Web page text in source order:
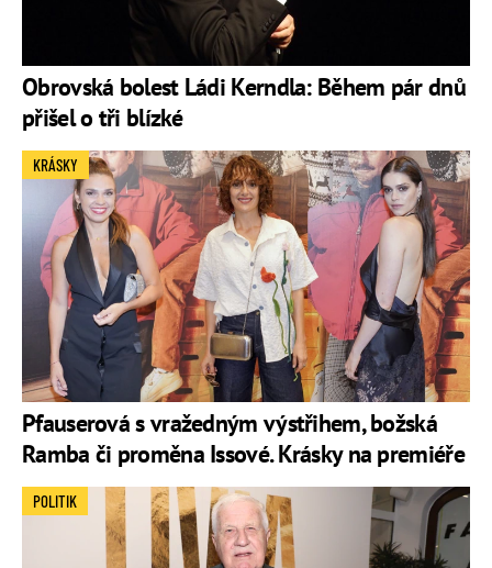
Obrovská bolest Ládi Kerndla: Během pár dnů
přišel o tři blízké
Pfauserová s vražedným výstřihem, božská
Ramba či proměna Issové. Krásky na premiéře
KRÁSKY
POLITIK